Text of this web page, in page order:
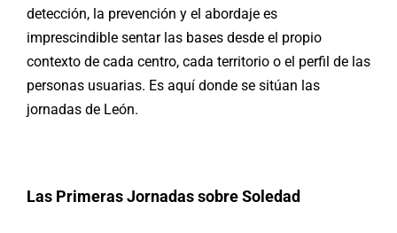
detección, la prevención y el abordaje es
imprescindible sentar las bases desde el propio
contexto de cada centro, cada territorio o el perfil de las
personas usuarias. Es aquí donde se sitúan las
jornadas de León.
Las Primeras Jornadas sobre Soledad